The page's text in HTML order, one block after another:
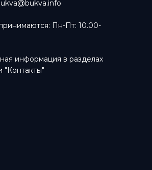
Пн-Пт: 10.00-
информация в разделах
"Контакты"